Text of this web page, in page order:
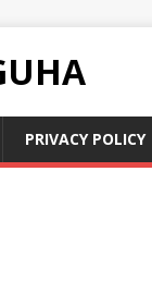
PRIVACY POLICY